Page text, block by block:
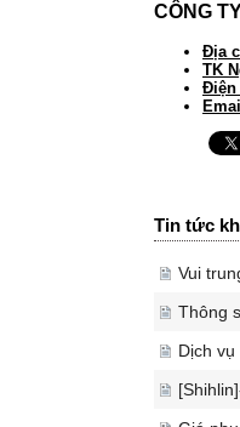
CÔNG
Địa
TK
Điện
Email
Tin tức
Vui
Thông
Dịch